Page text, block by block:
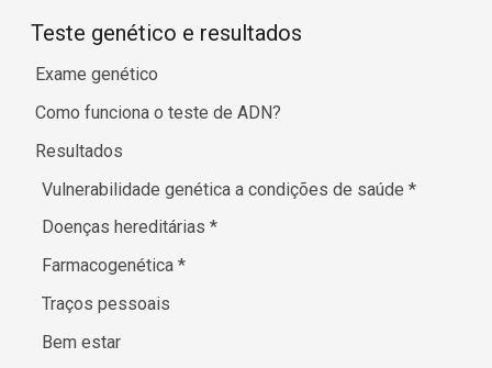
Teste genético e resultados
Exame genético
Como funciona o teste de ADN?
Resultados
Vulnerabilidade genética a condições de saúde*
Doenças hereditárias*
Farmacogenética*
Traços pessoais
Bem estar